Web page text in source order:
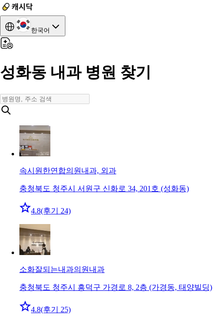
한국어
성화동 내과 병원 찾기
속시원한연합의원 내과, 외과
충청북도 청주시 서원구 신화로 34, 201호 (성화동)
4.8(후기 24)
소화잘되는내과의원 내과
충청북도 청주시 흥덕구 가경로 8, 2층 (가경동, 태양빌딩)
4.8(후기 25)